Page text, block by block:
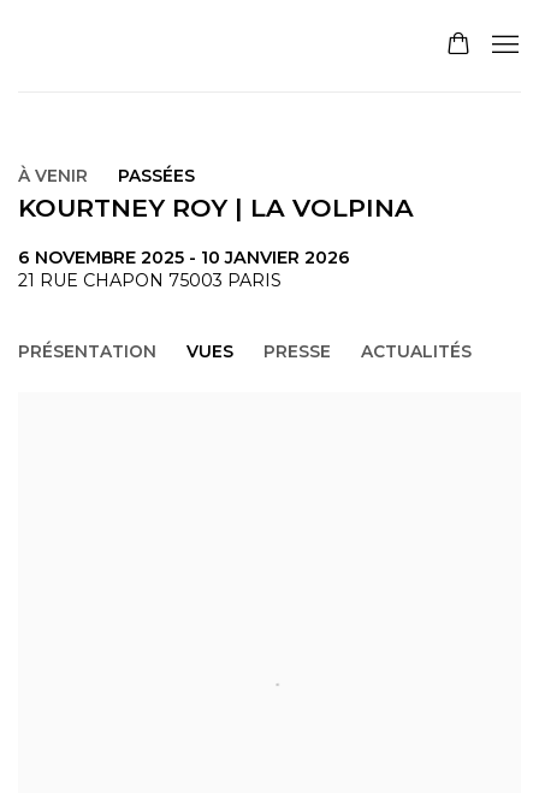
À VENIR PASSÉES
KOURTNEY ROY | LA VOLPINA
6 NOVEMBRE 2025 - 10 JANVIER 2026
21 RUE CHAPON 75003 PARIS
PRÉSENTATION VUES PRESSE ACTUALITÉS